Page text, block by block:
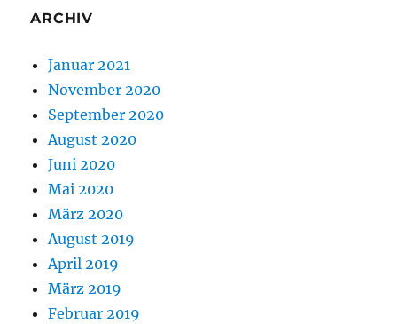
ARCHIV
Januar 2021
November 2020
September 2020
August 2020
Juni 2020
Mai 2020
März 2020
August 2019
April 2019
März 2019
Februar 2019